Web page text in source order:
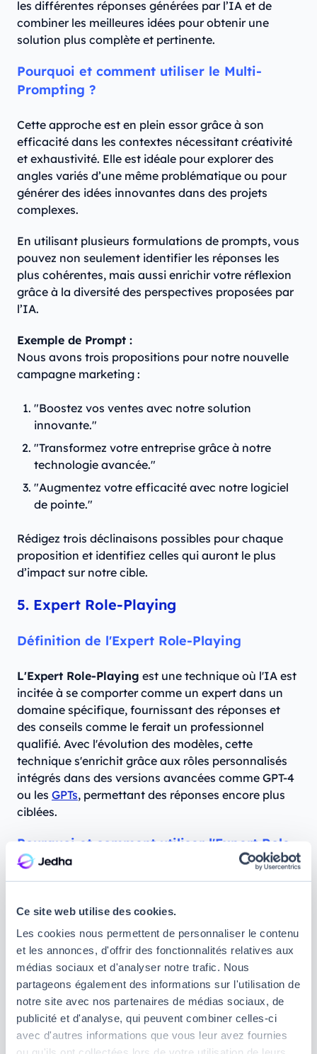
Ce site web utilise des cookies.
Les cookies nous permettent de personnaliser le contenu
et les annonces, d'offrir des fonctionnalités relatives aux
médias sociaux et d'analyser notre trafic. Nous
partageons également des informations sur l'utilisation de
notre site avec nos partenaires de médias sociaux, de
publicité et d'analyse, qui peuvent combiner celles-ci
avec d'autres informations que vous leur avez fournies
les différentes réponses générées par l’IA et de
combiner les meilleures idées pour obtenir une
solution plus complète et pertinente.
Pourquoi et comment utiliser le Multi-
Prompting ?
Cette approche est en plein essor grâce à son
efficacité dans les contextes nécessitant créativité
et exhaustivité. Elle est idéale pour explorer des
angles variés d’une même problématique ou pour
générer des idées innovantes dans des projets
complexes.
En utilisant plusieurs formulations de prompts, vous
pouvez non seulement identifier les réponses les
plus cohérentes, mais aussi enrichir votre réflexion
grâce à la diversité des perspectives proposées par
l’IA.
Exemple de Prompt :
Nous avons trois propositions pour notre nouvelle
campagne marketing :
"Boostez vos ventes avec notre solution
innovante."
"Transformez votre entreprise grâce à notre
technologie avancée."
"Augmentez votre efficacité avec notre logiciel
de pointe."
Rédigez trois déclinaisons possibles pour chaque
proposition et identifiez celles qui auront le plus
d’impact sur notre cible.
5. Expert Role-Playing
Définition de l'Expert Role-Playing
L'Expert Role-Playing est une technique où l'IA est
incitée à se comporter comme un expert dans un
domaine spécifique, fournissant des réponses et
des conseils comme le ferait un professionnel
qualifié. Avec l'évolution des modèles, cette
technique s'enrichit grâce aux rôles personnalisés
intégrés dans des versions avancées comme GPT-4
ou les GPTs, permettant des réponses encore plus
ciblées.
Pourquoi et comment utiliser l'Expert Role-
Playing ?
détaillées et spécialisées qui sont adaptées à des
besoins spécifiques, tels que la rédaction d'articles,
la planification stratégique ou l'analyse de données.
Elle est particulièrement utile pour obtenir des
résultats proches d’une expertise humaine.
Exemple de Prompt :
Vous êtes un rédacteur SEO expérimenté. Rédigez
un article de blog de 500 mots sur l'importance du